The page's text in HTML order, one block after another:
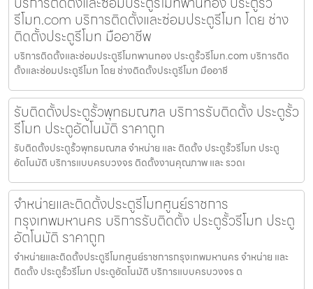
รีโมท.com บริการติดตั้งและซ่อมประตูรีโมท โดย ช่าง
ติดตั้งประตูรีโมท มืออาชีพ
บริการติดตั้งและซ่อมประตูรีโมทพานทอง ประตูรั้วรีโมท.com บริการติด
ตั้งและซ่อมประตูรีโมท โดย ช่างติดตั้งประตูรีโมท มืออาชี
รับติดตั้งประตูรั้วพุทธมณฑล บริการรับติดตั้ง ประตูรั้ว
รีโมท ประตูอัตโนมัติ ราคาถูก
รับติดตั้งประตูรั้วพุทธมณฑล จำหน่าย และ ติดตั้ง ประตูรั้วรีโมท ประตู
อัตโนมัติ บริการแบบครบวงจร ติดตั้งงานคุณภาพ และ รวดเ
จำหน่ายและติดตั้งประตูรีโมทศูนย์ราชการ
กรุงเทพมหานคร บริการรับติดตั้ง ประตูรั้วรีโมท ประตู
อัตโนมัติ ราคาถูก
จำหน่ายและติดตั้งประตูรีโมทศูนย์ราชการกรุงเทพมหานคร จำหน่าย และ
ติดตั้ง ประตูรั้วรีโมท ประตูอัตโนมัติ บริการแบบครบวงจร ต